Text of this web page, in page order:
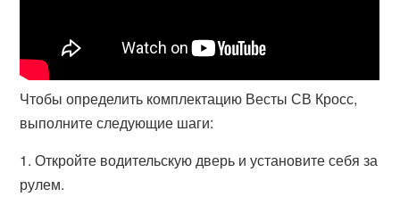
Чтобы определить комплектацию Весты СВ Кросс,
выполните следующие шаги:
1. Откройте водительскую дверь и установите себя за
рулем.